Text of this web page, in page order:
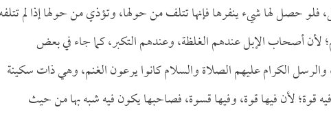
حصل لها شيء ينفرها فإنها تتلف من حولها، وتؤذي من حولها إذا لم
أصحاب الإبل عندهم الغلظة، وعندهم التكبر، كما جاء في بعض
الكرام عليهم الصلاة والسلام كانوا يرعون الغنم، وهي ذات سكينة
قوة؛ لأن فيها قوة، وفيها قسوة، فصاحبها يكون فيه شبه بها من حيث